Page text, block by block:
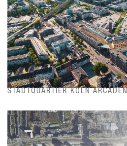
STADTQUARTIER KÖLN ARCADEN